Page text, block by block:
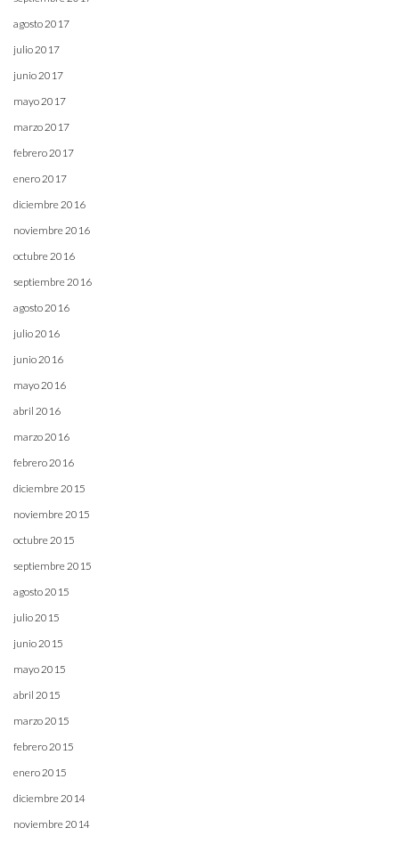
agosto 2017
julio 2017
junio 2017
mayo 2017
marzo 2017
febrero 2017
enero 2017
diciembre 2016
noviembre 2016
octubre 2016
septiembre 2016
agosto 2016
julio 2016
junio 2016
mayo 2016
abril 2016
marzo 2016
febrero 2016
diciembre 2015
noviembre 2015
octubre 2015
septiembre 2015
agosto 2015
julio 2015
junio 2015
mayo 2015
abril 2015
marzo 2015
febrero 2015
enero 2015
diciembre 2014
noviembre 2014